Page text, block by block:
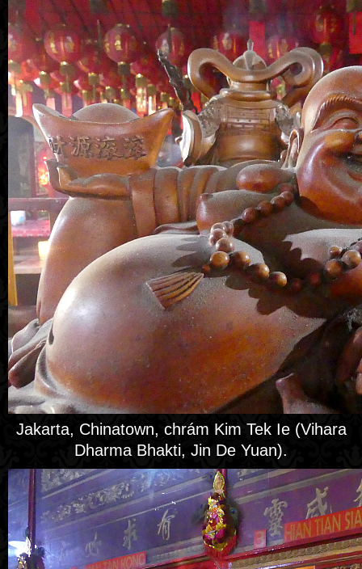
Jakarta, Chinatown, chrám Kim Tek Ie (Vihara
Dharma Bhakti, Jin De Yuan).